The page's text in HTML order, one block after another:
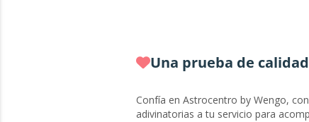
Una prueba de calidad
Confía en Astrocentro by Wengo,
adivinatorias a tu servicio para